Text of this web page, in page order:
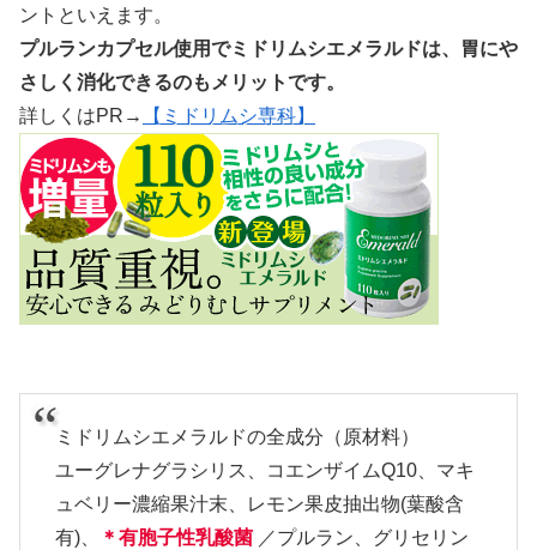
ントといえます。
プルランカプセル使用でミドリムシエメラルドは、胃にや
さしく消化できるのもメリットです。
詳しくはPR→
【ミドリムシ専科】
ミドリムシエメラルドの全成分（原材料）
ユーグレナグラシリス、コエンザイムQ10、マキ
ュベリー濃縮果汁末、レモン果皮抽出物(葉酸含
有)、
＊有胞子性乳酸菌／プルラン、グリセリン